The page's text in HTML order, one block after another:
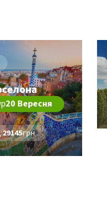
20 Вересня
29145грн